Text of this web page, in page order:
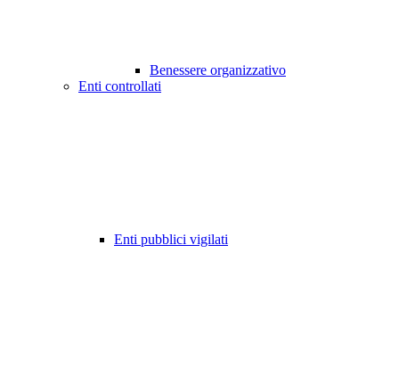
Benessere organizzativo
Enti controllati
Enti pubblici vigilati